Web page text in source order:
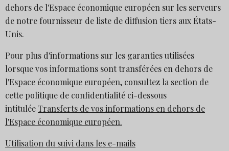
dehors de l'Espace économique européen sur les serveurs
de notre fournisseur de liste de diffusion tiers aux États-
Unis.
Pour plus d'informations sur les garanties utilisées
lorsque vos informations sont transférées en dehors de
l'Espace économique européen, consultez la section de
cette politique de confidentialité ci-dessous
intituléeTransferts de vos informations en dehors de
l'Espace économique européen.
Utilisation du suivi dans les e-mails